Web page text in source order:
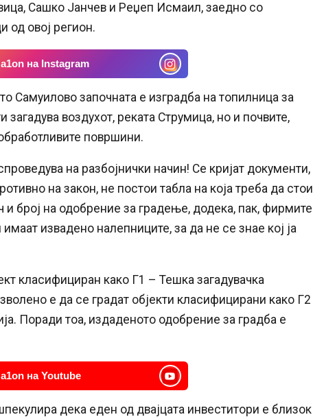
Сашко Јанчев и Реџеп Исмаил, заедно со
од овој регион.
на Instagram
Самуилово започната е изградба на топилница за
загадува воздухот, реката Струмица, но и почвите,
површини.
на разбојнички начин! Се кријат документи,
на закон, не постои табла на која треба да стои
и број на одобрение за градење, додека, пак, фирмите
извадено налепниците, за да не се знае кој ја
класифициран како Г1 – Тешка загадувачка
е да се градат објекти класифицирани како Г2
Поради тоа, издаденото одобрение за градба е
на Youtube
дека еден од двајцата инвеститори е близок